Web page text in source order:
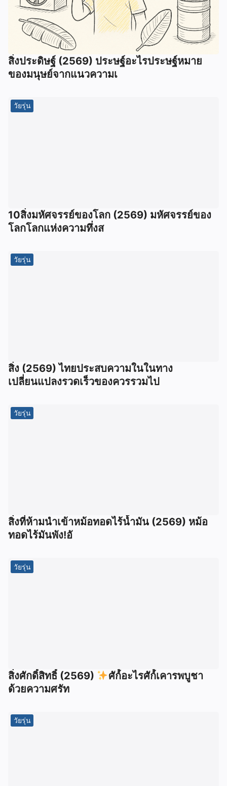
สิ่งประดิษฐ์ (2569) ประษฐ์อะไรประษฐ์หมาย
ของมนุษย์จากแนวความเ
วัยรุ่น
10สิ่งมหัศจรรย์ของโลก (2569) มหัศจรรย์ของ
โลกโลกแห่งความทึ่งส
วัยรุ่น
สิ่ง (2569) ไทยประสบความในในทาง
เปลี่ยนแปลงรวดเร็วของควรรวมไป
วัยรุ่น
สิ่งที่ห้ามนำเข้าหม้อทอดไร้น้ำมัน (2569) หม้อ
ทอดไร้มันพัง!อั
วัยรุ่น
สิ่งศักดิ์สิทธิ์ (2569)
ศัก์์อะไรศัก์์เคารพบูชา
ด้วยความศรัท
วัยรุ่น